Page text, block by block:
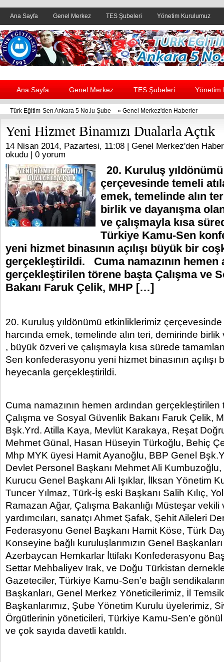
Ana Sayfa Genel Merkez TES Şubeleri Yönetim Kurulumuz
Header yanı reklam alanı
Ana Sayfa Genel Merkez TES Şubeleri Yönetim
Türk Eğitim-Sen Ankara 5 No.lu Şube » Genel Merkez'den Haberler
Yeni Hizmet Binamızı Dualarla Açtık
14 Nisan 2014, Pazartesi, 11:08 | Genel Merkez'den
okudu | 0 yorum
20. Kuruluş
çerçevesinde temeli
emek, temelinde alın
birlik ve dayanışma
ve çalışmayla kısa
Türkiye Kamu-Sen
yeni hizmet binasının açılışı büyük bir
gerçekleştirildi. Cuma namazının hemen
gerçekleştirilen törene başta Çalışma ve
Bakanı Faruk Çelik, MHP […]
20. Kuruluş yıldönümü etkinliklerimiz çerçevesinde
harcında emek, temelinde alın teri, demirinde
, büyük özveri ve çalışmayla kısa sürede
Sen konfederasyonu yeni hizmet binasının
heyecanla gerçekleştirildi.
Cuma namazının hemen ardından
Çalışma ve Sosyal Güvenlik Bakanı Faruk Çelik,
Bşk.Yrd. Atilla Kaya, Mevlüt Karakaya, Reşat
Mehmet Günal, Hasan Hüseyin Türkoğlu, Behiç
Mhp MYK üyesi Hamit Ayanoğlu, BBP Genel
Devlet Personel Başkanı Mehmet Ali
Kurucu Genel Başkanı Ali Işıklar, İlksan Yönetim
Tuncer Yılmaz, Türk-İş eski Başkanı Salih Kılıç,
Ramazan Ağar, Çalışma Bakanlığı Müsteşar
yardımcıları, sanatçı Ahmet Şafak, Şehit Aileleri
Federasyonu Genel Başkanı Hamit Köse, Türk
Konseyine bağlı kuruluşlarımızın Genel
Azerbaycan Hemkarlar İttifakı Konfederasyonu
Settar Mehbaliyev Irak, ve Doğu Türkistan
Gazeteciler, Türkiye Kamu-Sen’e bağlı
Başkanları, Genel Merkez Yöneticilerimiz, İl
Başkanlarımız, Şube Yönetim Kurulu üyelerimiz,
Örgütlerinin yöneticileri, Türkiye Kamu-Sen’e
ve çok sayıda davetli katıldı.